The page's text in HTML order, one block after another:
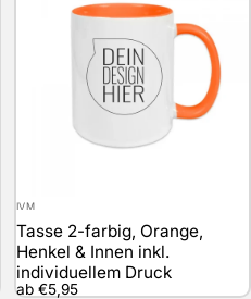
Anbieter:
IVM
Tasse 2-farbig, Orange,
Henkel & Innen inkl.
individuellem Druck
ab €5,95